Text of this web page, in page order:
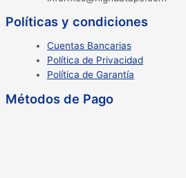
Políticas y condiciones
Cuentas Bancarias
Política de Privacidad
Política de Garantía
Métodos de Pago